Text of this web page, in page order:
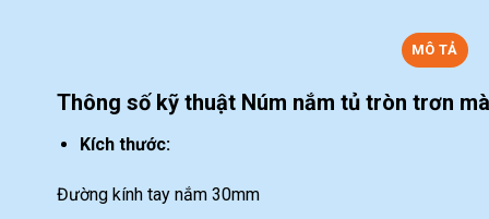
MÔ TẢ
Thông số kỹ thuật Núm nắm tủ tròn trơn
Kích thước:
Đường kính tay nắm 30mm